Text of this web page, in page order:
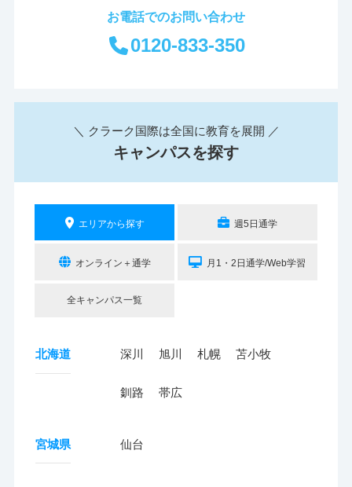
お電話でのお問い合わせ
0120-833-350
＼ クラーク国際は全国に教育を展開 ／
キャンパスを探す
エリアから探す 週5日通学
オンライン＋通学 月1・2日通学/Web学習
全キャンパス一覧
北海道 深川 旭川 札幌 苫小牧
釧路 帯広
宮城県 仙台